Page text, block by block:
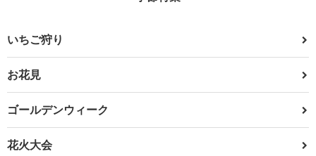
いちご狩り
お花見
ゴールデンウィーク
花火大会